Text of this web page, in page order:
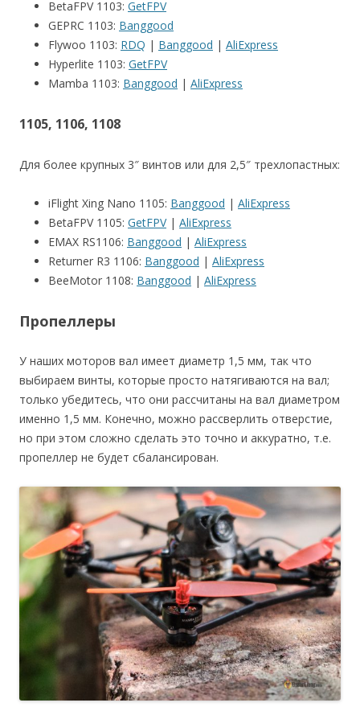
BetaFPV 1103: GetFPV
GEPRC 1103: Banggood
Flywoo 1103: RDQ | Banggood | AliExpress
Hyperlite 1103: GetFPV
Mamba 1103: Banggood | AliExpress
1105, 1106, 1108
Для более крупных 3″ винтов или для 2,5″ трехлопастных:
iFlight Xing Nano 1105: Banggood | AliExpress
BetaFPV 1105: GetFPV| AliExpress
EMAX RS1106: Banggood | AliExpress
Returner R3 1106: Banggood | AliExpress
BeeMotor 1108: Banggood | AliExpress
Пропеллеры
У наших моторов вал имеет диаметр 1,5 мм, так что
выбираем винты, которые просто натягиваются на вал;
только убедитесь, что они рассчитаны на вал диаметром
именно 1,5 мм. Конечно, можно рассверлить отверстие,
но при этом сложно сделать это точно и аккуратно, т.е.
пропеллер не будет сбалансирован.